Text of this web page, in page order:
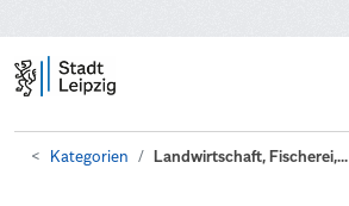
Kategorien Landwirtschaft, Fischerei,...